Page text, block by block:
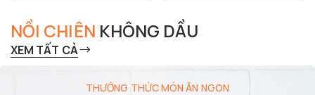
NỒI CHIÊN KHÔNG DẦU
XEM TẤT CẢ
THƯỞNG THỨC MÓN ĂN NGON